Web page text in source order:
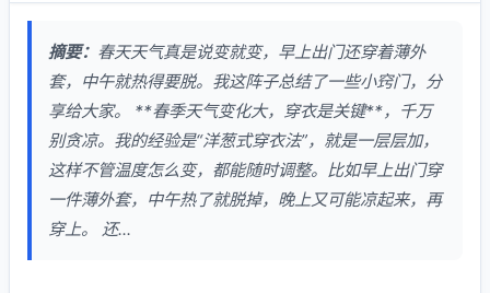
摘要： 春天天气真是说变就变，早上出门还穿着薄外
套，中午就热得要脱。我这阵子总结了一些小窍门，分
享给大家。 **春季天气变化大，穿衣是关键**，千万
别贪凉。我的经验是“洋葱式穿衣法”，就是一层层加，
这样不管温度怎么变，都能随时调整。比如早上出门穿
一件薄外套，中午热了就脱掉，晚上又可能凉起来，再
穿上。 还...